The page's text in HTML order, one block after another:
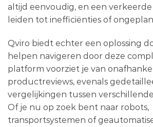
altijd eenvoudig, en een verkeerde
leiden tot inefficiënties of
Qviro biedt echter een oplossing
helpen navigeren door deze
platform voorziet je van
productreviews, evenals
vergelijkingen tussen
Of je nu op zoek bent naar robots,
transportsystemen of